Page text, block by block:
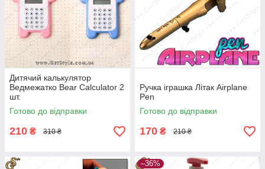
Дитячий калькулятор
Ведмежатко Bear Calculator 2
шт.
Готово до відправки
210 ₴ 310 ₴
Ручка іграшка Літак Airplane
Pen
Готово до відправки
170 ₴ 210 ₴
–36%